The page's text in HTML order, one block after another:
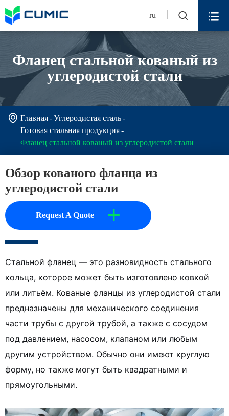
ru  
Фланец стальной кованый из
углеродистой стали
 Главная
Углеродистая сталь
Готовая стальная продукция
Фланец стальной кованый из углеродистой стали
Обзор кованого фланца из
углеродистой стали
Request A Quote +
Стальной фланец — это разновидность стального
кольца, которое может быть изготовлено ковкой
или литьём. Кованые фланцы из углеродистой стали
предназначены для механического соединения
части трубы с другой трубой, а также с сосудом
под давлением, насосом, клапаном или любым
другим устройством. Обычно они имеют круглую
форму, но также могут быть квадратными и
прямоугольными.